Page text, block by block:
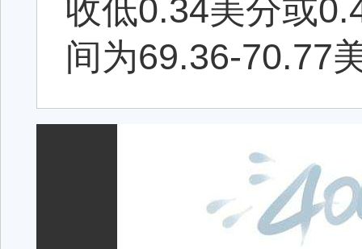
收低0.34美分或
间为69.36-70.77